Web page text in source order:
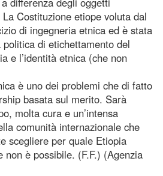
Costituzione etiope voluta dal
di ingegneria etnica ed è stata
di etichettamento del
e l’identità etnica (che non
è uno dei problemi che di fatto
basata sul merito. Sarà
molta cura e un’intensa
comunità internazionale che
scegliere per quale Etiopia
non è possibile. (F.F.) (Agenzia